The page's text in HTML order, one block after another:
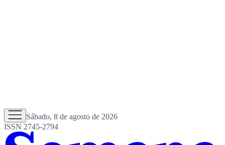
Sábado, 8 de agosto de 2026
ISSN 2745-2794